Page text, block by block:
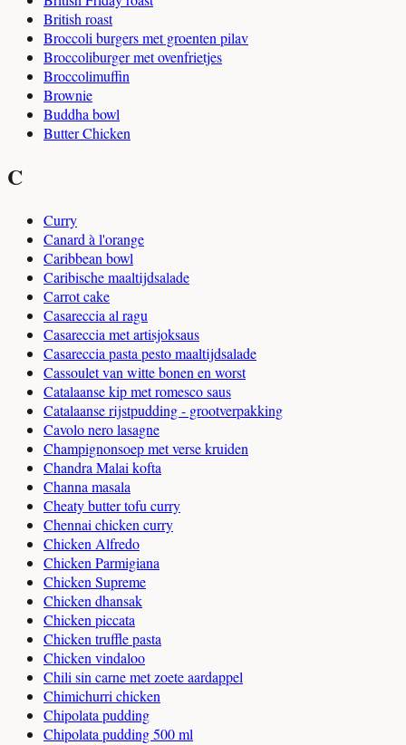
British roast
Broccoli burgers met groenten pilav
Broccoliburger met ovenfrietjes
Broccolimuffin
Brownie
Buddha bowl
Butter Chicken
C
Curry
Canard à l'orange
Caribbean bowl
Caribische maaltijdsalade
Carrot cake
Casareccia al ragu
Casareccia met artisjoksaus
Casareccia pasta pesto maaltijdsalade
Cassoulet van witte bonen en worst
Catalaanse kip met romesco saus
Catalaanse rijstpudding - grootverpakking
Cavolo nero lasagne
Champignonsoep met verse kruiden
Chandra Malai kofta
Channa masala
Cheaty butter tofu curry
Chennai chicken curry
Chicken Alfredo
Chicken Parmigiana
Chicken Supreme
Chicken dhansak
Chicken piccata
Chicken truffle pasta
Chicken vindaloo
Chili sin carne met zoete aardappel
Chimichurri chicken
Chipolata pudding
Chipolata pudding 500 ml